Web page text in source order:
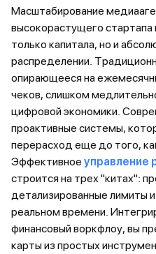
Масштабирование
высокорастущего
только капитала, но и
распределении.
опирающееся на
чеков, слишком
цифровой экономики.
проактивные системы,
перерасход еще до того,
Эффективное управление
строится на трех "китах":
детализированные лимиты
реальном времени.
финансовый воркфлоу, вы
карты из простых